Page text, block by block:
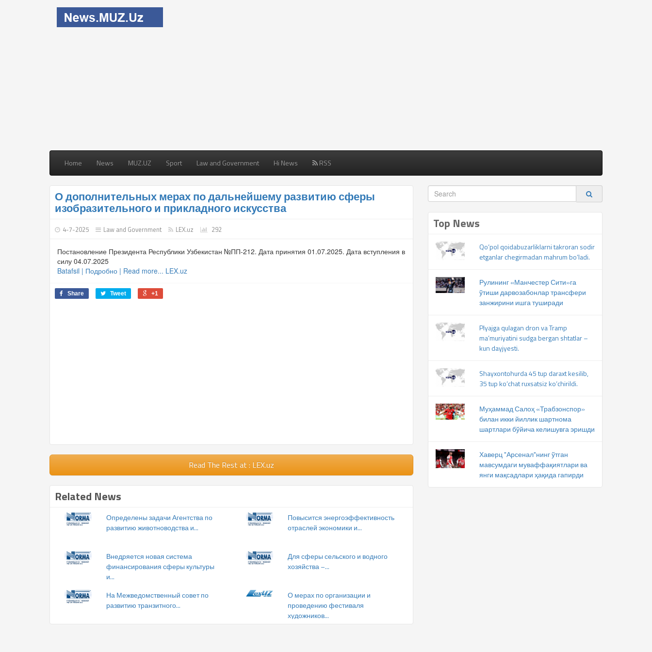
Home News MUZ.UZ Sport Law and Government Hi News RSS
О дополнительных мерах по дальнейшему развитию сферы
изобразительного и прикладного искусства
4-7-2025 Law and Government LEX.uz 292
Постановление Президента Республики Узбекистан №ПП-212. Дата принятия 01.07.2025. Дата вступления в
силу 04.07.2025
Batafsil | Подробно | Read more... LEX.uz
Share Tweet +1
Read The Rest at : LEX.uz
Related News
Определены задачи Агентства по
развитию животноводства и...
Повысится энергоэффективность
отраслей экономики и...
Внедряется новая система
финансирования сферы культуры
и...
Для сферы сельского и водного
хозяйства –...
На Межведомственный совет по
развитию транзитного...
О мерах по организации и
проведению фестиваля
художников...
Top News
Qo‘pol qoidabuzarliklarni takroran sodir
etganlar chegirmadan mahrum bo‘ladi.
Рулининг «Манчестер Сити»га
ўтиши дарвозабонлар трансфери
занжирини ишга туширади
Plyajga qulagan dron va Tramp
ma’muriyatini sudga bergan shtatlar –
kun dayjyesti.
Shayxontohurda 45 tup daraxt kesilib,
35 tup ko‘chat ruxsatsiz ko‘chirildi.
Муҳаммад Салоҳ «Трабзонспор»
билан икки йиллик шартнома
шартлари бўйича келишувга эришди
Хаверц "Арсенал"нинг ўтган
мавсумдаги муваффақиятлари ва
янги мақсадлари ҳақида гапирди